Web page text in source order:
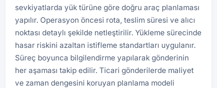
sevkiyatlarda yük türüne göre doğru araç planlaması
yapılır. Operasyon öncesi rota, teslim süresi ve alıcı
noktası detaylı şekilde netleştirilir. Yükleme sürecinde
hasar riskini azaltan istifleme standartları uygulanır.
Süreç boyunca bilgilendirme yapılarak gönderinin
her aşaması takip edilir. Ticari gönderilerde maliyet
ve zaman dengesini koruyan planlama modeli